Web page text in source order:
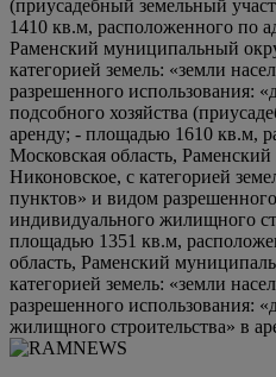
(приусадебный земельный
1410 кв.м, расположенного по
Раменский муниципальный
категорией земель: «земли
разрешенного использования:
подсобного хозяйства
аренду; - площадью 1610 кв.м,
Московская область,
Никоновское, с категорией
пунктов» и видом
индивидуального жилищного
площадью 1351 кв.м,
область, Раменский
категорией земель: «земли
разрешенного использования:
жилищного строительства» в